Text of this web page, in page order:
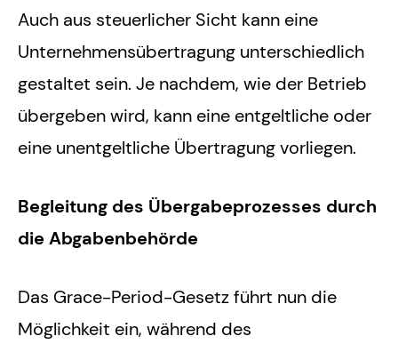
Auch aus steuerlicher Sicht kann eine
Unternehmensübertragung unterschiedlich
gestaltet sein. Je nachdem, wie der Betrieb
übergeben wird, kann eine entgeltliche oder
eine unentgeltliche Übertragung vorliegen.
Begleitung des Übergabeprozesses durch
die Abgabenbehörde
Das Grace-Period-Gesetz führt nun die
Möglichkeit ein, während des